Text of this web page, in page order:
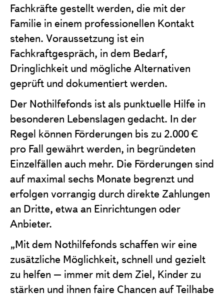
Fachkräfte gestellt werden, die mit der
Familie in einem professionellen Kontakt
stehen. Voraussetzung ist ein
Fachkraftgespräch, in dem Bedarf,
Dringlichkeit und mögliche Alternativen
geprüft und dokumentiert werden.
Der Nothilfefonds ist als punktuelle Hilfe in
besonderen Lebenslagen gedacht. In der
Regel können Förderungen bis zu 2.000 €
pro Fall gewährt werden, in begründeten
Einzelfällen auch mehr. Die Förderungen sind
auf maximal sechs Monate begrenzt und
erfolgen vorrangig durch direkte Zahlungen
an Dritte, etwa an Einrichtungen oder
Anbieter.
„Mit dem Nothilfefonds schaffen wir eine
zusätzliche Möglichkeit, schnell und gezielt
zu helfen – immer mit dem Ziel, Kinder zu
stärken und ihnen faire Chancen auf Teilhabe